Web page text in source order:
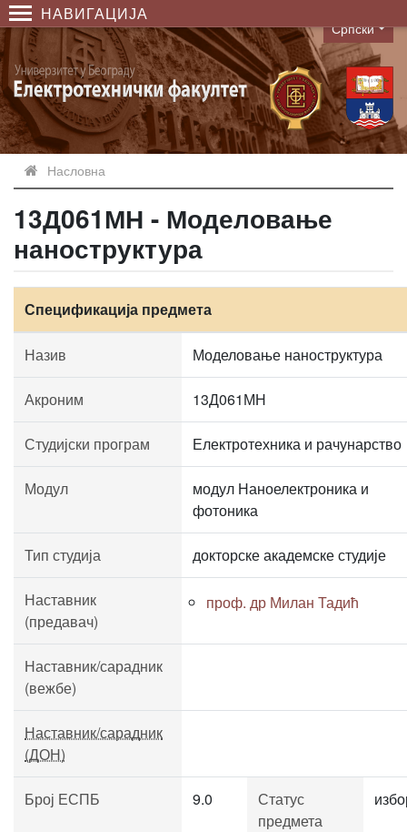
НАВИГАЦИЈА
Language
Српски
Насловна
13Д061МН - Моделовање
наноструктура
Спецификација предмета
Назив Моделовање наноструктура
Акроним 13Д061МН
Студијски програм Електротехника и рачунарство
Модул
модул Наноелектроника и
фотоника
Тип студија докторске академске студије
Наставник
(предавач)
проф. др Милан Тадић
Наставник/сарадник
(вежбе)
Наставник/сарадник
(ДОН)
Број ЕСПБ 9.0
Статус
предмета